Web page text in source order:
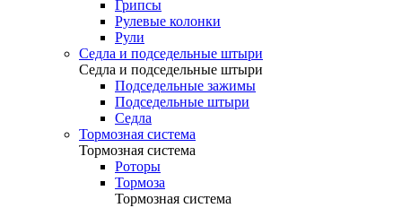
Грипсы
Рулевые колонки
Рули
Седла и подседельные штыри
Седла и подседельные штыри
Подседельные зажимы
Подседельные штыри
Седла
Тормозная система
Тормозная система
Роторы
Тормоза
Тормозная система